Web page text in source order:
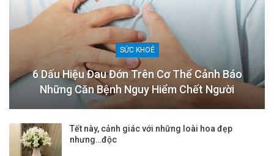
SỨC KHOẺ
6 Dấu Hiệu Đau Đớn Trên Cơ Thể Cảnh Báo
Những Căn Bệnh Nguy Hiểm Chết Người
Tết này, cảnh giác với những loài hoa đẹp
nhưng…độc